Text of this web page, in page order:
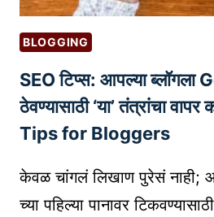
D
ई
-
म
मा
र्के
BLOGGING
SEO टिप्स: आपल्या ब्लॉगला
ठेवण्यासाठी ‘या’ तंत्रांचा
Tips for Bloggers
केवळ चांगलं लिखाण पुरेसं नाही;
च्या पहिल्या पानावर